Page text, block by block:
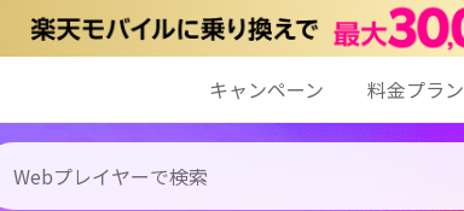
キャンペーン 料金プラン